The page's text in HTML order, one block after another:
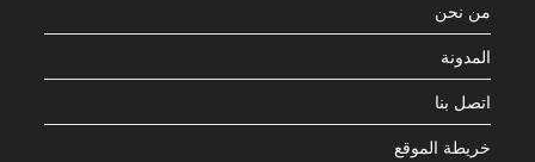
من نحن
المدونة
اتصل بنا
خريطة الموقع